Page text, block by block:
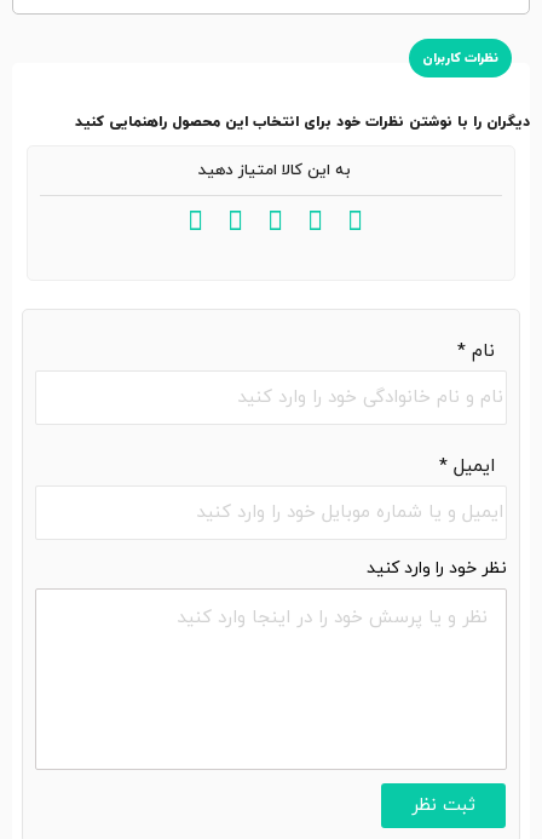
نظرات کاربران
دیگران را با نوشتن نظرات خود برای انتخاب این محصول راهنمایی کنید
نام *
ایمیل *
به این کالا امتیاز دهید